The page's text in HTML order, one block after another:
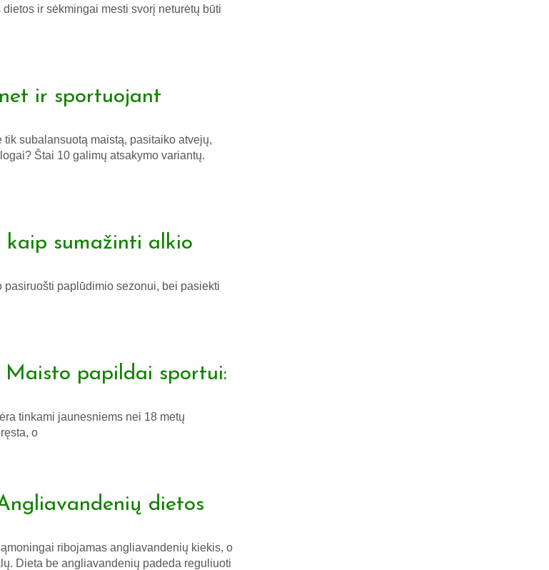
ir sėkmingai mesti svorį neturėtų būti
ir sportuojant
subalansuotą maistą, pasitaiko atvejų,
Štai 10 galimų atsakymo variantų.
kaip sumažinti alkio
paplūdimio sezonui, bei pasiekti
Maisto papildai sportui:
tinkami jaunesniems nei 18 metų
o
dietos
ribojamas angliavandenių kiekis, o
Dieta be angliavandenių padeda reguliuoti